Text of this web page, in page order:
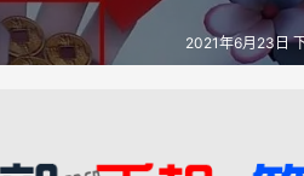
2021年6月23日